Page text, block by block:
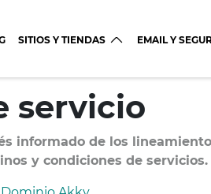
SITIOS Y TIENDAS EMAIL Y
servicio
informado de los
y condiciones de servicios.